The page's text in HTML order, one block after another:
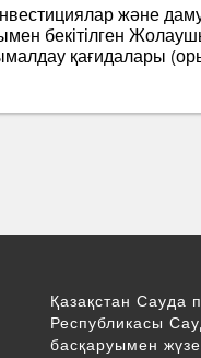
және
бекітілген
қағидалары
Қазақстан Сауда
Республикасы
басқаруымен